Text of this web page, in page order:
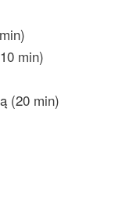
min)
(20 min)